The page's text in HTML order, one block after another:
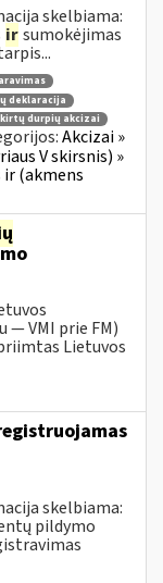
skelbiama:
irsumokėjimas
deklaracija
durpių akcizai
Akcizai »
V skirsnis) »
ir (akmens
VMI prie FM)
Lietuvos
skelbiama:
pildymo